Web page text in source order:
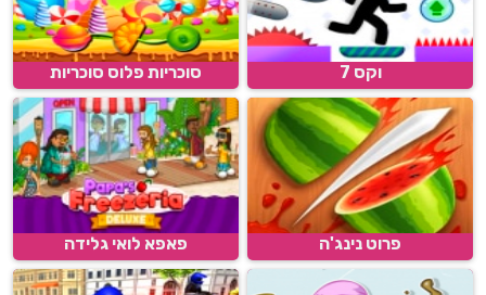
וקס 7 סוכריות פלוס סוכריות
פרוט נינג'ה פאפא לואי גלידה